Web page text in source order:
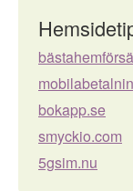
bokapp.se
smyckio.com
5gsim.nu